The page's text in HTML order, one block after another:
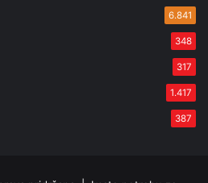
6.841
348
317
1.417
387